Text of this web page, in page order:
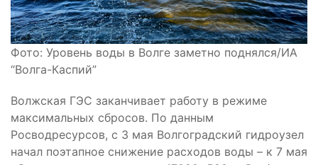
Фото: Уровень воды в Волге заметно поднялся/ИА
“Волга-Каспий”
Волжская ГЭС заканчивает работу в режиме
максимальных сбросов. По данным
Росводресурсов, с 3 мая Волгоградский гидроузел
начал поэтапное снижение расходов воды – к 7 мая